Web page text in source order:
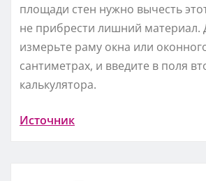
площади стен нужно вычесть
не прибрести лишний материал.
измерьте раму окна или
сантиметрах, и введите в поля
калькулятора.
Источник